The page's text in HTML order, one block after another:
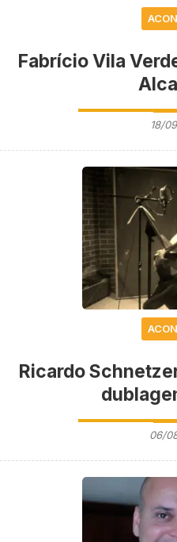
Fabrício Vila
18/
Ricardo
06/